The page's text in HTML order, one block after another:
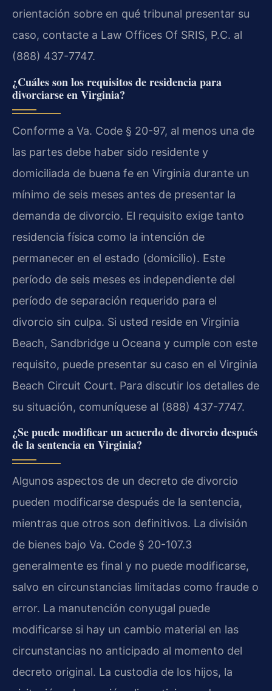
orientación sobre en qué tribunal presentar su
caso, contacte a Law Offices Of SRIS, P.C. al
(888) 437-7747.
¿Cuáles son los requisitos de residencia para
divorciarse en Virginia?
Conforme a Va. Code § 20-97, al menos una de
las partes debe haber sido residente y
domiciliada de buena fe en Virginia durante un
mínimo de seis meses antes de presentar la
demanda de divorcio. El requisito exige tanto
residencia física como la intención de
permanecer en el estado (domicilio). Este
período de seis meses es independiente del
período de separación requerido para el
divorcio sin culpa. Si usted reside en Virginia
Beach, Sandbridge u Oceana y cumple con este
requisito, puede presentar su caso en el Virginia
Beach Circuit Court. Para discutir los detalles de
su situación, comuníquese al (888) 437-7747.
¿Se puede modificar un acuerdo de divorcio después
de la sentencia en Virginia?
Algunos aspectos de un decreto de divorcio
pueden modificarse después de la sentencia,
mientras que otros son definitivos. La división
de bienes bajo Va. Code § 20-107.3
generalmente es final y no puede modificarse,
salvo en circunstancias limitadas como fraude o
error. La manutención conyugal puede
modificarse si hay un cambio material en las
circunstancias no anticipado al momento del
decreto original. La custodia de los hijos, la